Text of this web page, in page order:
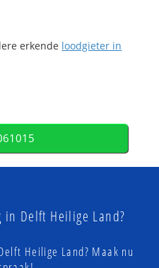
erkende loodgieter in
in Delft Heilige Land?
Heilige Land? Maak nu